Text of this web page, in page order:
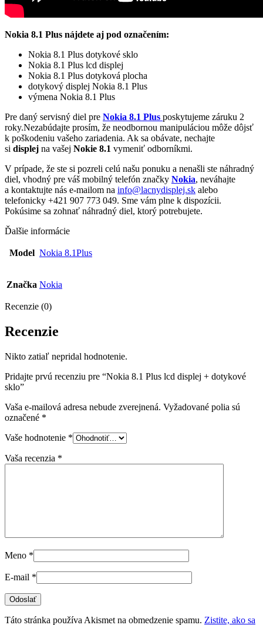
Nokia 8.1 Plus nájdete aj pod označením:
Nokia 8.1 Plus dotykové sklo
Nokia 8.1 Plus lcd displej
Nokia 8.1 Plus dotyková plocha
dotykový displej Nokia 8.1 Plus
výmena Nokia 8.1 Plus
Pre daný servisný diel pre Nokia 8.1 Plus poskytujeme záruku 2
roky.Nezabúdajte prosím, že neodbornou manipuláciou môže dôjsť
k poškodeniu vašeho zariadenia. Ak sa obávate, nechajte
si displej na vašej Nokie 8.1 vymeniť odborníkmi.
V prípade, že ste si pozreli celú našu ponuku a nenašli ste náhradný
diel, vhodný pre váš mobilný telefón značky Nokia, neváhajte
a kontaktujte nás e-mailom na info@lacnydisplej.sk alebo
telefonicky +421 907 773 049. Sme vám plne k dispozícii.
Pokúsime sa zohnať náhradný diel, ktorý potrebujete.
Ďalšie informácie
Model Nokia 8.1Plus
Značka Nokia
Recenzie (0)
Recenzie
Nikto zatiaľ nepridal hodnotenie.
Pridajte prvú recenziu pre “Nokia 8.1 Plus lcd displej + dotykové
sklo”
Vaša e-mailová adresa nebude zverejnená. Vyžadované polia sú
označené *
Vaše hodnotenie *
Vaša recenzia *
Meno *
E-mail *
Táto stránka používa Akismet na obmedzenie spamu. Zistite, ako sa